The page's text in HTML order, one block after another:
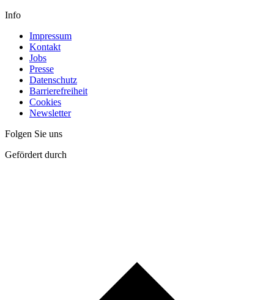
Info
Impressum
Kontakt
Jobs
Presse
Datenschutz
Barrierefreiheit
Cookies
Newsletter
Folgen Sie uns
Gefördert durch